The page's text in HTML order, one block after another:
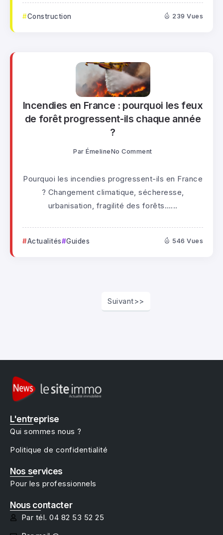
Construction 239 Vues
Incendies en France : pourquoi les feux
de forêt progressent-ils chaque année
?
Par ÉmelineNo Comment
Pourquoi les incendies progressent-ils en France
? Changement climatique, sécheresse,
urbanisation, fragilité des forêts…...
Actualités Guides 546 Vues
Suivant>>
L'entreprise
Qui sommes nous ?
Politique de confidentialité
Nos services
Pour les professionnels
Nous contacter
Par tél. 04 82 53 52 25